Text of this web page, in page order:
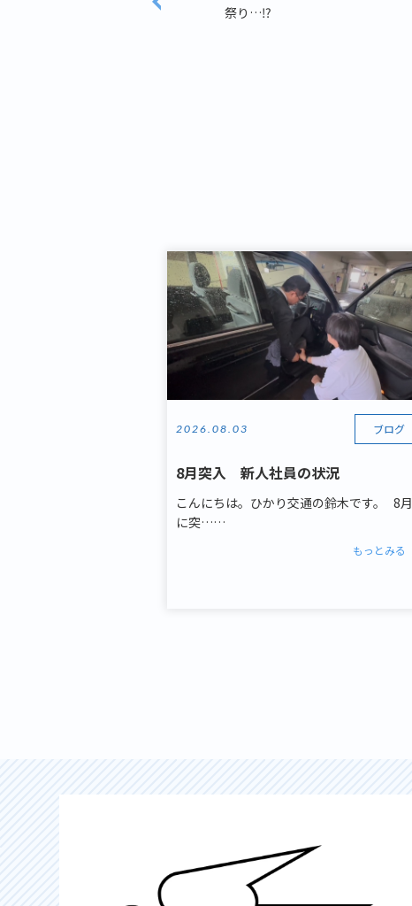
祭り…⁉
2026.08.03 ブログ
8月突入 新人社員の状況
こんにちは。ひかり交通の鈴木です。 8月
に突……
もっとみる